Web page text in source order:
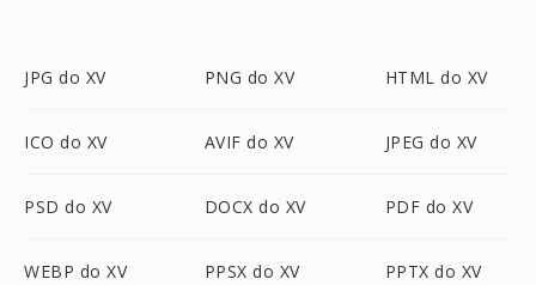
JPG do XV PNG do XV HTML do XV
ICO do XV AVIF do XV JPEG do XV
PSD do XV DOCX do XV PDF do XV
WEBP do XV PPSX do XV PPTX do XV